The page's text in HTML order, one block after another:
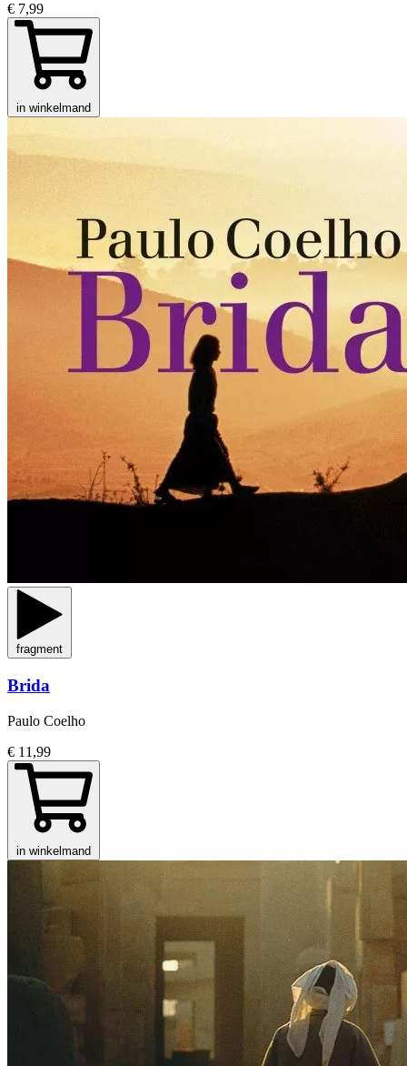
€ 7,99
in winkelmand
fragment
Brida
Paulo Coelho
€ 11,99
in winkelmand